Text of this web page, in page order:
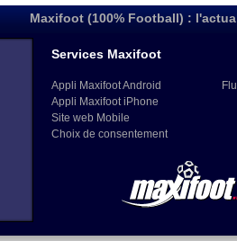
Maxifoot (100% Football) :
Services Maxifoot
Appli Maxifoot Android
Appli Maxifoot iPhone
Site web Mobile
Choix de consentement